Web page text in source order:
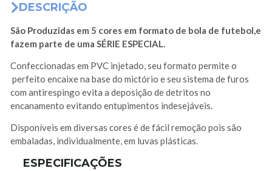
DESCRIÇÃO
São Produzidas em 5 cores em formato de bola de futebol,e
fazem parte de uma SÉRIE ESPECIAL.
Confeccionadas em PVC injetado, seu formato permite o
perfeito encaixe na base do mictório e seu sistema de furos
com antirespingo evita a deposição de detritos no
encanamento evitando entupimentos indesejáveis.
Disponíveis em diversas cores é de fácil remoção pois são
embaladas, individualmente, em luvas plásticas.
ESPECIFICAÇÕES